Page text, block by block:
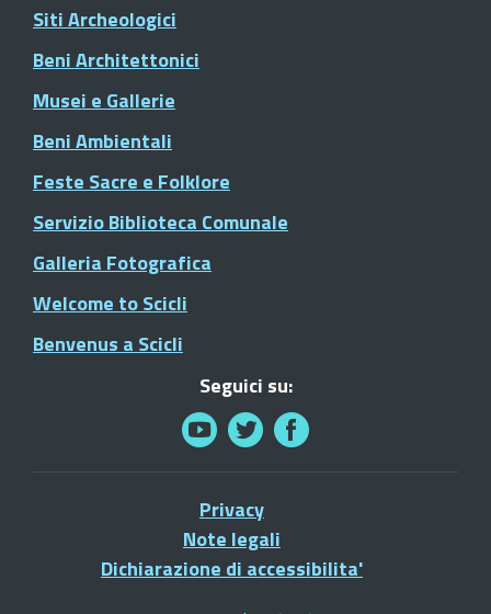
Siti Archeologici
Beni Architettonici
Musei e Gallerie
Beni Ambientali
Feste Sacre e Folklore
Servizio Biblioteca Comunale
Galleria Fotografica
Welcome to Scicli
Benvenus a Scicli
Seguici su:
Privacy
Note legali
Dichiarazione di accessibilita'